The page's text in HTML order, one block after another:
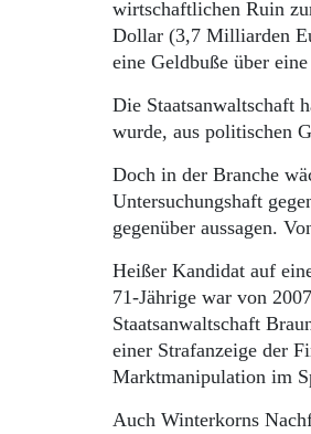
wirtschaftlichen Ruin
Dollar (3,7 Milliarden
eine Geldbuße über
Die Staatsanwaltschaft
wurde, aus politischen
Doch in der Branche
Untersuchungshaft
gegenüber aussagen.
Heißer Kandidat auf
71-Jährige war von
Staatsanwaltschaft
einer Strafanzeige der
Marktmanipulation im
Auch Winterkorns